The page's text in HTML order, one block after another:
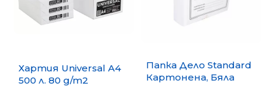
Хартия Universal A4
500 л. 80 g/m2
Папка Дело Standard
Картонена, Бяла